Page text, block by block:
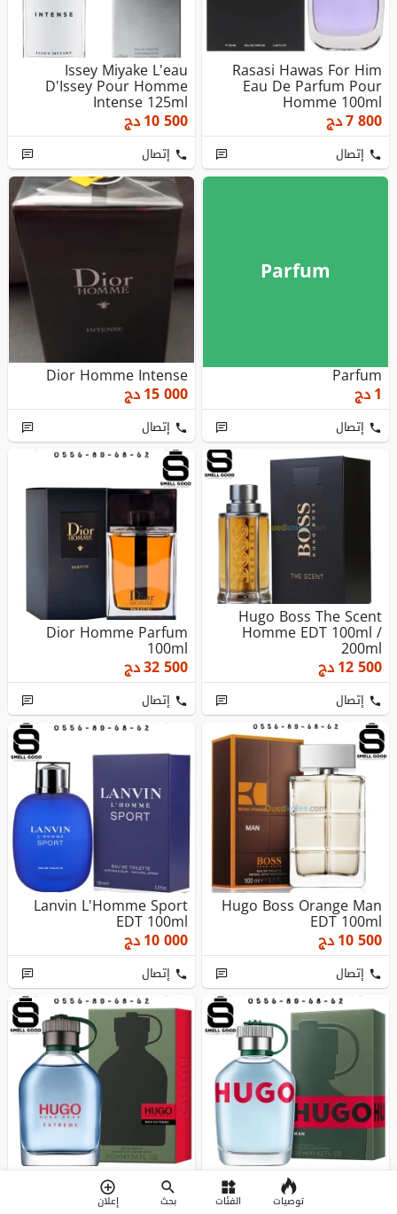
Rasasi Hawas For Him
Eau De Parfum Pour
Homme 100ml
7 800دج
إتصال
Issey Miyake L'eau
D'Issey Pour Homme
Intense 125ml
10 500دج
إتصال
Parfum
Parfum
1دج
إتصال
Dior Homme Intense
15 000دج
إتصال
Hugo Boss The Scent
Homme EDT 100ml /
200ml
12 500دج
إتصال
Dior Homme Parfum
100ml
32 500دج
إتصال
Hugo Boss Orange Man
EDT 100ml
10 500دج
إتصال
Lanvin L'Homme Sport
EDT 100ml
10 000دج
إتصال
Hugo Boss Man EDT
75ml / 125ml / 200ml
Hugo Boss Man Extreme
EDP 75ml / 100ml توصيات الفئات بحث إعلان